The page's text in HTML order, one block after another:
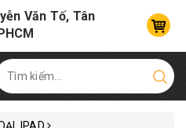
Văn Tố, Tân